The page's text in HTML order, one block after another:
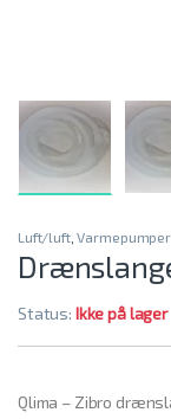
Luft/luft,Varmepumper
Status: Ikke på lager
Qlima – Zibro